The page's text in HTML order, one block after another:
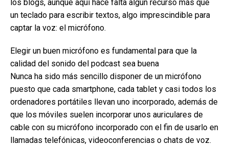
los blogs, aunque aquí hace falta algún recurso más que
un teclado para escribir textos, algo imprescindible para
captar la voz: el micrófono.
Elegir un buen micrófono es fundamental para que la
calidad del sonido del podcast sea buena
Nunca ha sido más sencillo disponer de un micrófono
puesto que cada smartphone, cada tablet y casi todos los
ordenadores portátiles llevan uno incorporado, además de
que los móviles suelen incorporar unos auriculares de
cable con su micrófono incorporado con el fin de usarlo en
llamadas telefónicas, videoconferencias o chats de voz.